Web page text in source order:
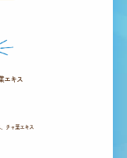
エキス
チャ葉エキス